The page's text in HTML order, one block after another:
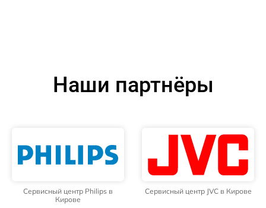
Наши партнёры
Сервисный центр Philips в
Кирове
Сервисный центр JVC в Кирове